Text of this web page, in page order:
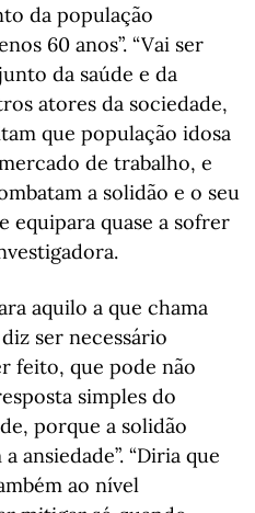
da população
60 anos”. “Vai ser
da saúde e da
atores da sociedade,
que população idosa
de trabalho, e
a solidão e o seu
equipara quase a sofrer
aquilo a que chama
ser necessário
feito, que pode não
simples do
porque a solidão
ansiedade”. “Diria que
ao nível